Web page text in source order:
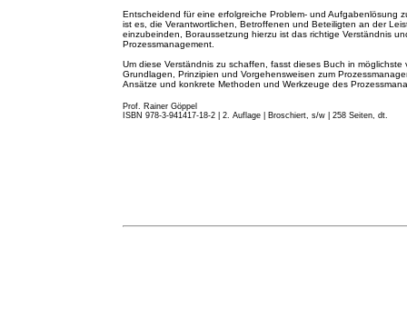
Entscheidend für eine erfolgreiche Problem- und Aufgabenlösung
ist es, die Verantwortlichen, Betroffenen und Beteiligten an der
einzubeinden, Boraussetzung hierzu ist das richtige Verständnis
Prozessmanagement.
Um diese Verständnis zu schaffen, fasst dieses Buch in möglichste
Grundlagen, Prinzipien und Vorgehensweisen zum
Ansätze und konkrete Methoden und Werkzeuge des
Prof. Rainer Göppel
ISBN 978-3-941417-18-2 | 2. Auflage Broschiert, s/w | 258 Seiten, dt.